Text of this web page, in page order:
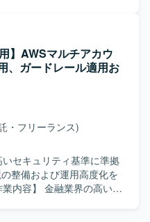
が望ましいです。また、
ーションが適切に行える
タ基盤および監査基盤の
データ基盤の設計や運
CloudTrailやAthena、
ビスを組み合わせた監査
、今後のキャリアにおい
環境】
Glue、EC2、
Organizationsを用いたマ
、SCPの設計・検証・適
、CloudTrail、
た各種セキュリティ・監
用を担当していただきま
やマスターアカウント
定、アクセス権限管理、
きます。さらに、金融水
ンフラコードのレビュー
】 金融
解しつつ、AWSマルチア
統制管理に主体的に取り
】AWSマルチアカウ
、ガードレール適用お
・フリーランス)
いセキュリティ基準に準拠
整備および運用高度化を